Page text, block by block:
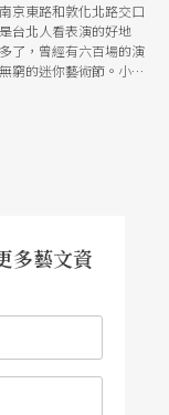
京東路和敦化北路交口
台北人看表演的好地
了，曾經有六百場的演
窮的迷你藝術節。小劇
堆砌的可能。今年，爲
周年，小劇場推出「各
多藝文資